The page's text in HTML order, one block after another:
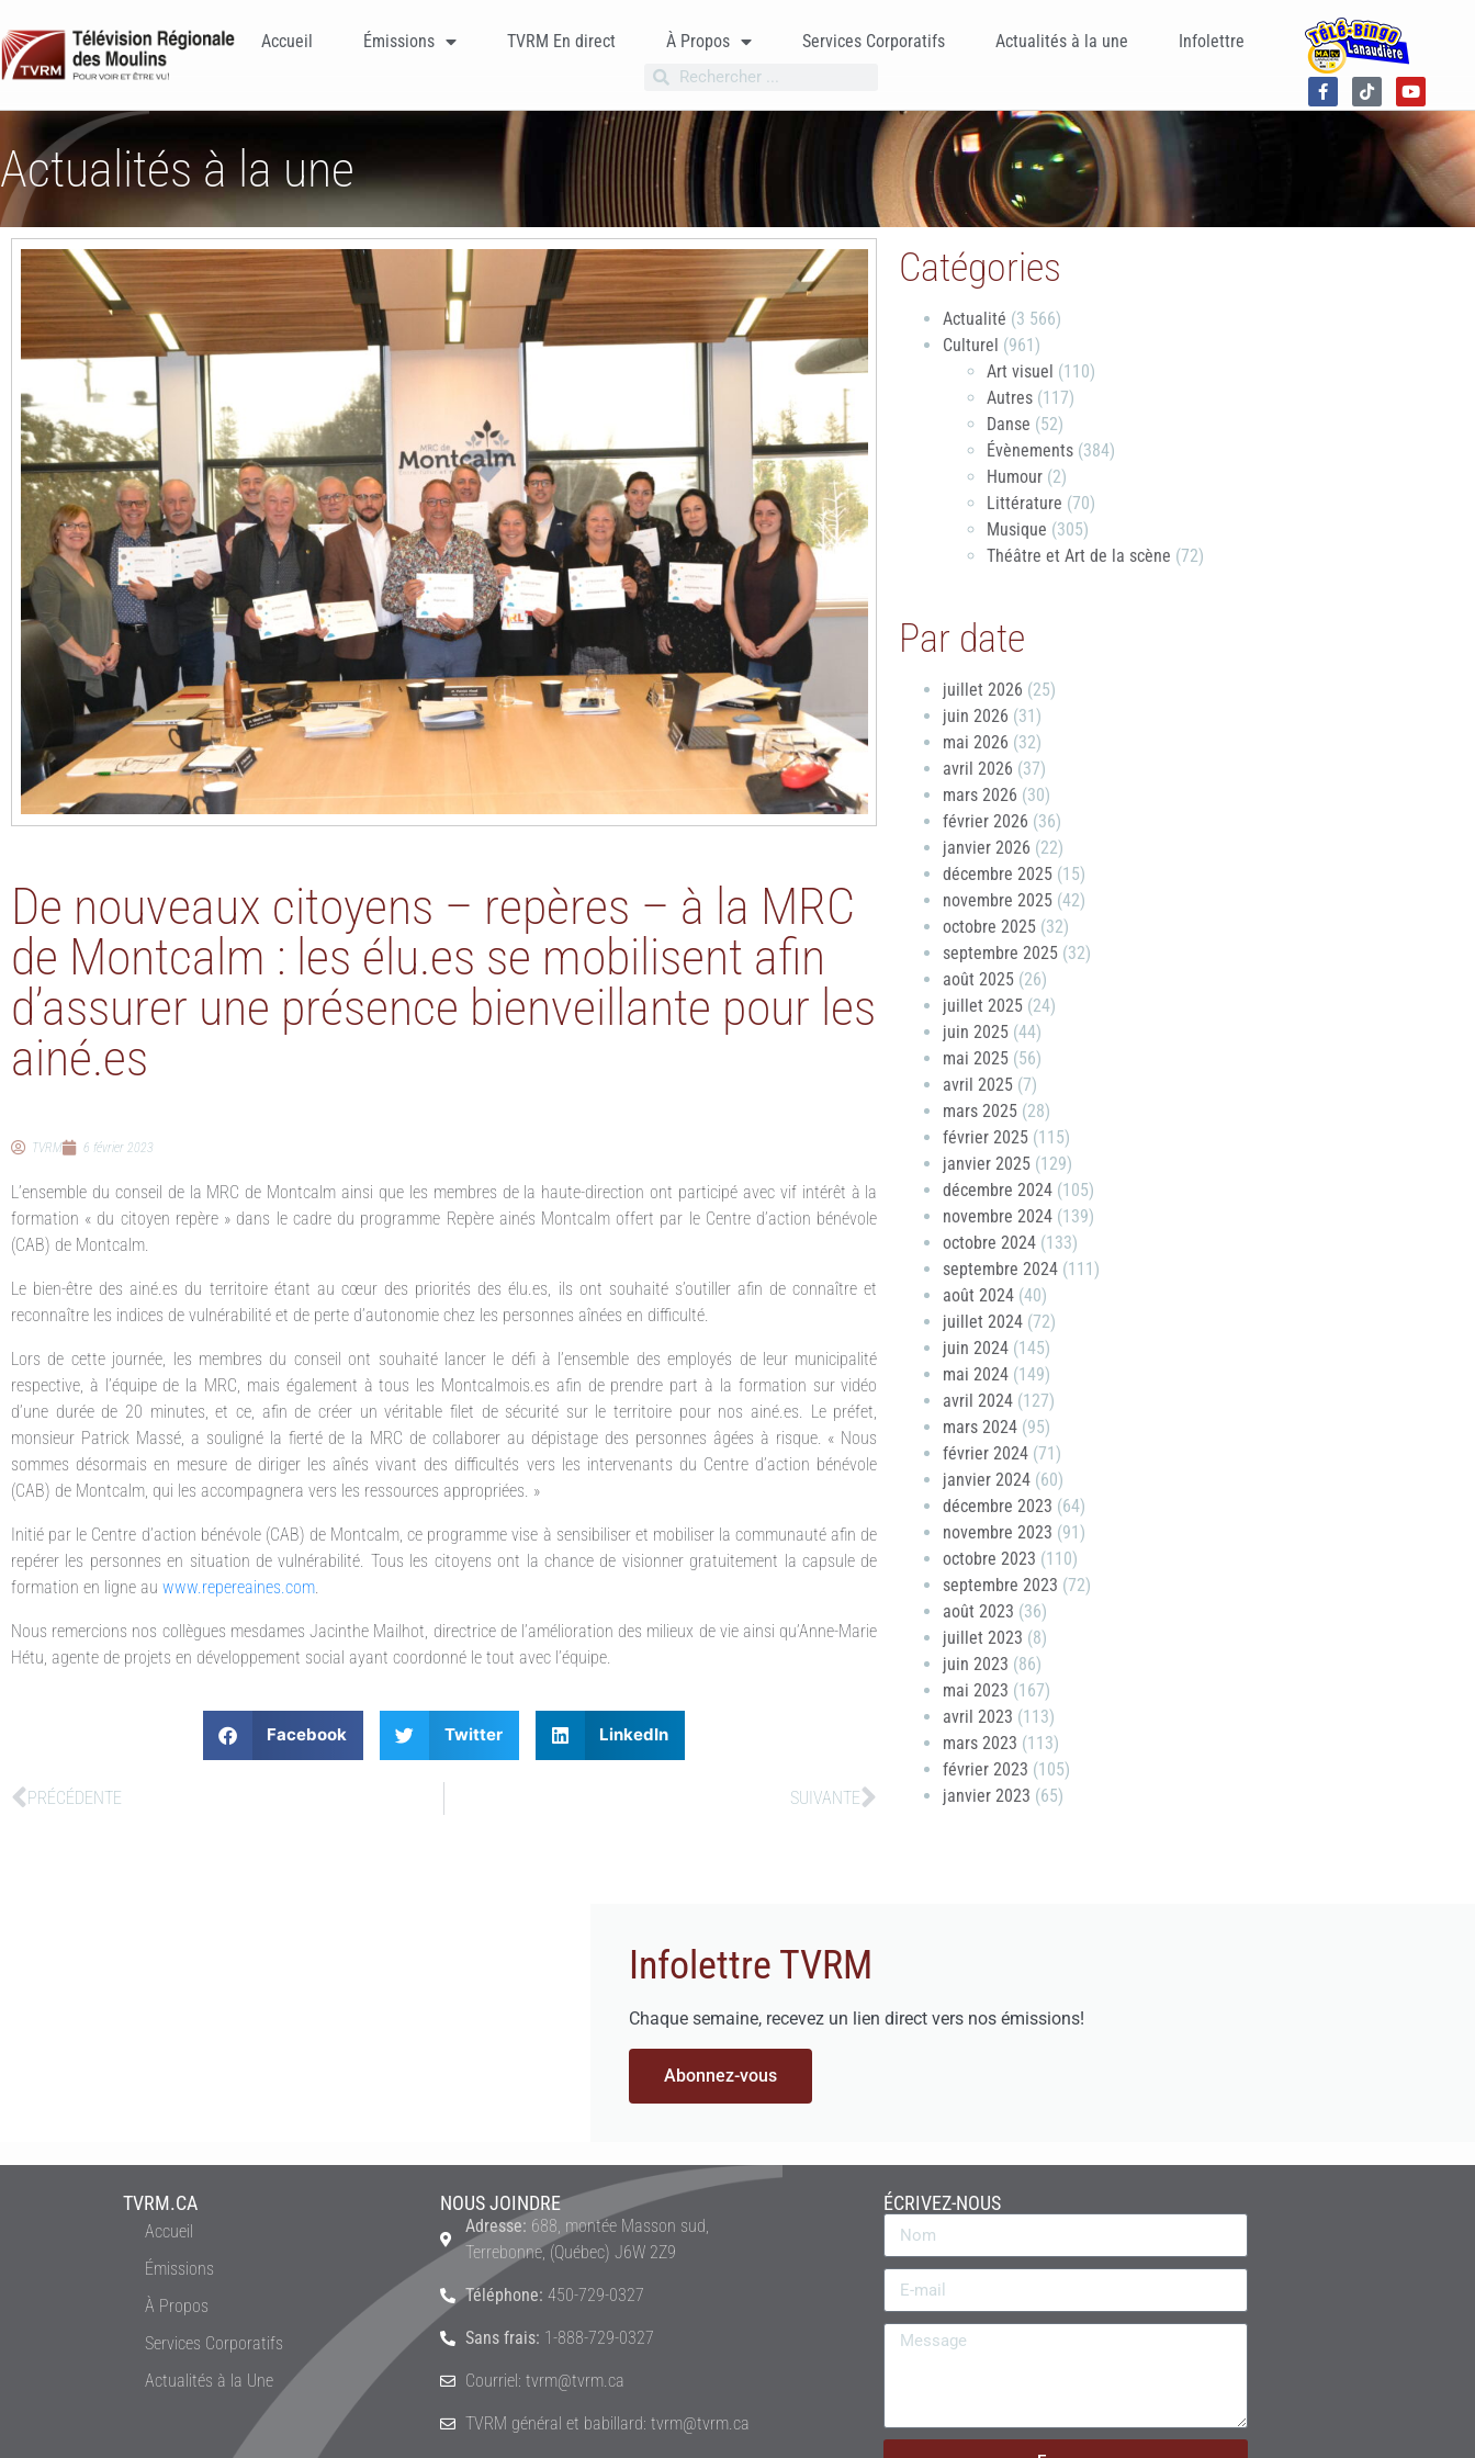
Accueil Émissions TVRM En direct À Propos Services Corporatifs Actualités à la une Infolettre
Actualités à la une
De nouveaux citoyens – repères – à la MRC
de Montcalm : les élu.es se mobilisent afin
d’assurer une présence bienveillante pour les
ainé.es
TVRM 6 février 2023
L’ensemble du conseil de la MRC de Montcalm ainsi que les membres de la haute-direction ont participé avec vif intérêt à la
formation « du citoyen repère » dans le cadre du programme Repère ainés Montcalm offert par le Centre d’action bénévole
(CAB) de Montcalm.
Le bien-être des ainé.es du territoire étant au cœur des priorités des élu.es, ils ont souhaité s’outiller afin de connaître et
reconnaître les indices de vulnérabilité et de perte d’autonomie chez les personnes aînées en difficulté.
Lors de cette journée, les membres du conseil ont souhaité lancer le défi à l’ensemble des employés de leur municipalité
respective, à l’équipe de la MRC, mais également à tous les Montcalmois.es afin de prendre part à la formation sur vidéo
d’une durée de 20 minutes, et ce, afin de créer un véritable filet de sécurité sur le territoire pour nos ainé.es. Le préfet,
monsieur Patrick Massé, a souligné la fierté de la MRC de collaborer au dépistage des personnes âgées à risque. « Nous
sommes désormais en mesure de diriger les aînés vivant des difficultés vers les intervenants du Centre d’action bénévole
(CAB) de Montcalm, qui les accompagnera vers les ressources appropriées. »
Initié par le Centre d’action bénévole (CAB) de Montcalm, ce programme vise à sensibiliser et mobiliser la communauté afin de
repérer les personnes en situation de vulnérabilité. Tous les citoyens ont la chance de visionner gratuitement la capsule de
formation en ligne au www.repereaines.com
Nous remercions nos collègues mesdames Jacinthe Mailhot, directrice de l’amélioration des milieux de vie ainsi qu’Anne-Marie
Hétu, agente de projets en développement social ayant coordonné le tout avec l’équipe.
Facebook Twitter LinkedIn
PRÉCÉDENTE SUIVANTE
Catégories
Actualité (3 566)
Culturel (961)
Art visuel (110)
Autres (117)
Danse (52)
Évènements (384)
Humour (2)
Littérature (70)
Musique (305)
Théâtre et Art de la scène (72)
Par date
juillet 2026 (25)
juin 2026 (31)
mai 2026 (32)
avril 2026 (37)
mars 2026 (30)
février 2026 (36)
janvier 2026 (22)
décembre 2025 (15)
novembre 2025 (42)
octobre 2025 (32)
septembre 2025 (32)
août 2025 (26)
juillet 2025 (24)
juin 2025 (44)
mai 2025 (56)
avril 2025 (7)
mars 2025 (28)
février 2025 (115)
janvier 2025 (129)
décembre 2024 (105)
novembre 2024 (139)
octobre 2024 (133)
septembre 2024 (111)
août 2024 (40)
juillet 2024 (72)
juin 2024 (145)
mai 2024 (149)
avril 2024 (127)
mars 2024 (95)
février 2024 (71)
janvier 2024 (60)
décembre 2023 (64)
novembre 2023 (91)
octobre 2023 (110)
septembre 2023 (72)
août 2023 (36)
juillet 2023 (8)
juin 2023 (86)
mai 2023 (167)
avril 2023 (113)
mars 2023 (113)
février 2023 (105)
janvier 2023 (65)
Infolettre TVRM
Chaque semaine, recevez un lien direct vers nos émissions!
Abonnez-vous
TVRM.CA
Accueil
Émissions
À Propos
Services Corporatifs
Actualités à la Une
NOUS JOINDRE
Adresse: 688, montée Masson sud,
Terrebonne, (Québec) J6W 2Z9
Téléphone: 450-729-0327
Sans frais: 1-888-729-0327
Courriel: tvrm@tvrm.ca
TVRM général et babillard: tvrm@tvrm.ca
ÉCRIVEZ-NOUS